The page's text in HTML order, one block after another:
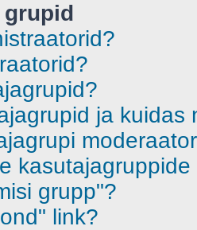
grupid
ja kuidas
grupp"?
link?